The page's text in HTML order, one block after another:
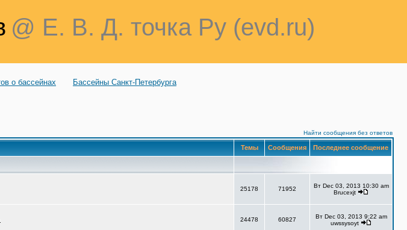
@ Е. В. Д. точка Ру (evd.ru)
о бассейнах Бассейны Санкт-Петербурга
Найти сообщения без ответов
Темы Сообщения Последнее сообщение
25178 71952
Вт Dec 03, 2013 10:30 am
Brucexjt
24478 60827
Вт Dec 03, 2013 9:22 am
uwssysoyt